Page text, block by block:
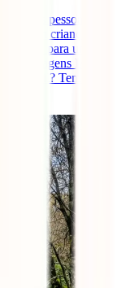
muitas pessoas,
com crianças e
te para uma
de viagens IATI
Brasil? Tem [...]